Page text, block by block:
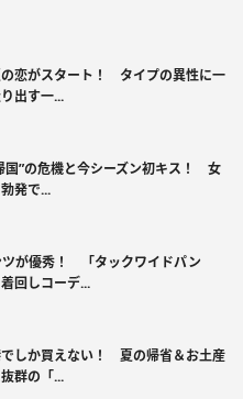
恋がスタート！ タイプの異性に一
出す一...
国”の危機と今シーズン初キス！ 女
発で...
が優秀！ 「タックワイドパン
回しコーデ...
しか買えない！ 夏の帰省＆お土産
群の「...